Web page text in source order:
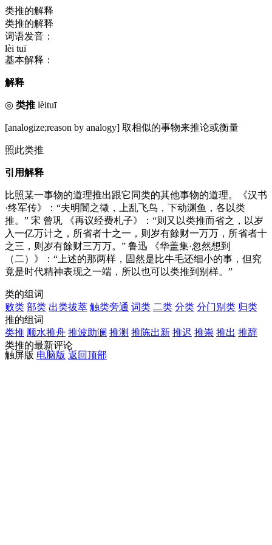
类推的解释
类推的解释
词语发音：
lèi tuī
基本解释：
解释
◎ 类推 lèituī
[analogize;reason by analogy] 取相似的事物来推论或衡量
照此类推
引用解释
比照某一事物的道理推出跟它同类的其他事物的道理。《汉书
·终军传》：“夫明闇之徵，上乱飞鸟，下动渊鱼，各以类
推。” 宋 曾巩 《再议经费札子》：“则又以类推而省之，以岁
入一亿万计之，所省者十之一，则岁有餘财一万万，所省者十
之三，则岁有餘财三万万。” 鲁迅 《华盖集·忽然想到
（二）》：“上述的那两样，固然是比牛毛还细小的事，但究
竟是时代精神表现之一端，所以也可以类推到别样。”
类的组词
败类 部类 出类拔萃 触类旁通 词类 二类 分类 分门别类 归类
推的组词
类推 顺水推舟 推波助澜 推测 推陈出新 推迟 推崇 推出 推辞
类推的最新评论
触屏版 电脑版 返回顶部